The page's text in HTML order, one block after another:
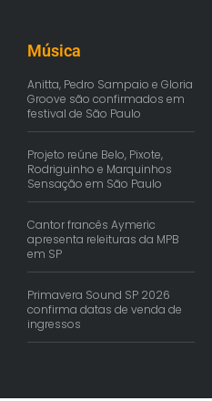
Música
Anitta, Pedro Sampaio e Gloria
Groove são confirmados em
festival de São Paulo
Projeto reúne Belo, Pixote,
Rodriguinho e Marquinhos
Sensação em São Paulo
Cantor francês Aymeric
apresenta releituras da MPB
em SP
Primavera Sound SP 2026
confirma datas de venda de
ingressos